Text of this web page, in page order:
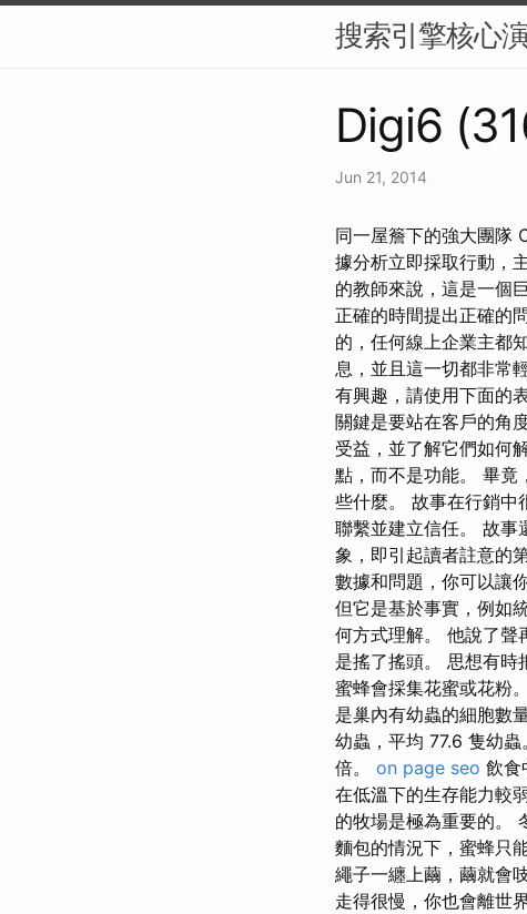
搜索引擎核心
Digi6
Jun 21, 2014
同一屋簷下的強大團隊
據分析立即採取行動，
的教師來說，這是一個
正確的時間提出正確的
的，任何線上企業主都
息，並且這一切都非常
有興趣，請使用下面的
關鍵是要站在客戶的角
受益，並了解它們如何
點，而不是功能。 畢竟
些什麼。 故事在行銷中
聯繫並建立信任。 故事
象，即引起讀者註意的
數據和問題，你可以讓
但它是基於事實，例如
何方式理解。 他說了聲
是搖了搖頭。 思想有時
蜜蜂會採集花蜜或花粉
是巢內有幼蟲的細胞數
幼蟲，平均 77.6 隻幼
倍。 on page seo 飲食
在低溫下的生存能力較
的牧場是極為重要的。
麵包的情況下，蜜蜂只
繩子一纏上繭，繭就會
走得很慢，你也會離世